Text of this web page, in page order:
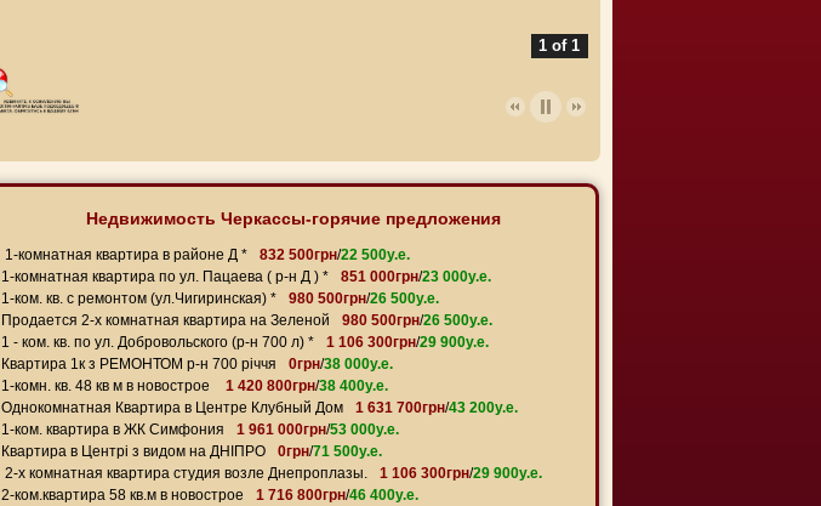
1 of 1
Недвижимость Черкассы-горячие предложения
1-комнатная квартира в районе Д * 832 500грн/22 500y.e.
1-комнатная квартира по ул. Пацаева ( р-н Д ) * 851 000грн/23 000y.e.
1-ком. кв. с ремонтом (ул.Чигиринская) * 980 500грн/26 500y.e.
Продается 2-х комнатная квартира на Зеленой 980 500грн/26 500y.e.
1 - ком. кв. по ул. Добровольского (р-н 700 л) * 1 106 300грн/29 900y.e.
Квартира 1к з РЕМОНТОМ р-н 700 річчя 0грн/38 000y.e.
1-комн. кв. 48 кв м в новострое 1 420 800грн/38 400y.e.
Однокомнатная Квартира в Центре Клубный Дом 1 631 700грн/43 200y.e.
1-ком. квартира в ЖК Симфония 1 961 000грн/53 000y.e.
Квартира в Центрі з видом на ДНІПРО 0грн/71 500y.e.
2-х комнатная квартира студия возле Днепроплазы. 1 106 300грн/29 900y.e.
2-ком.квартира 58 кв.м в новострое 1 716 800грн/46 400y.e.